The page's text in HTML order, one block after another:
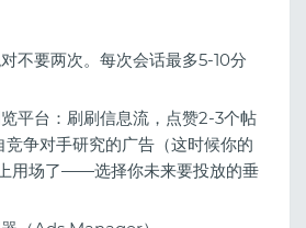
不要两次。每次会话最多5-10分
平台：刷刷信息流，点赞2-3个帖
竞争对手研究的广告（这时候你的
用场了——选择你未来要投放的垂